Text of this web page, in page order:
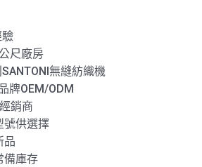
尺廠房
無縫紡織機
牌OEM/ODM
銷商
號供選擇
品
備庫存